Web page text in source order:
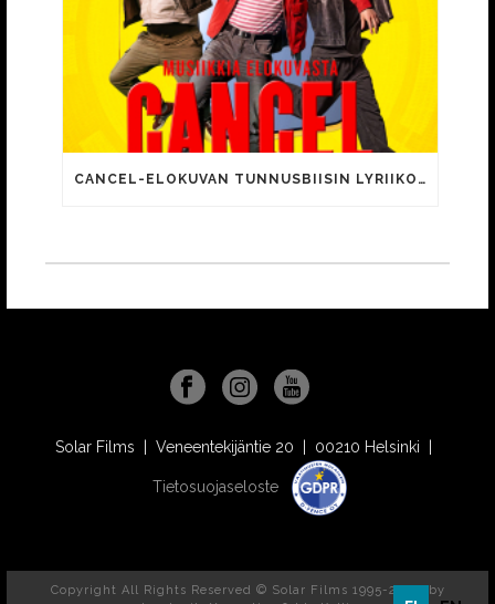
CANCEL-ELOKUVAN TUNNUSBIISIN LYRIIKOISSA TUTTUJA MEEMIHOKEMIA YOUTUBE-VIDEOILTA!
Solar Films | Veneentekijäntie 20 | 00210 Helsinki |
Tietosuojaseloste
Copyright All Rights Reserved © Solar Films 1995-2026, by